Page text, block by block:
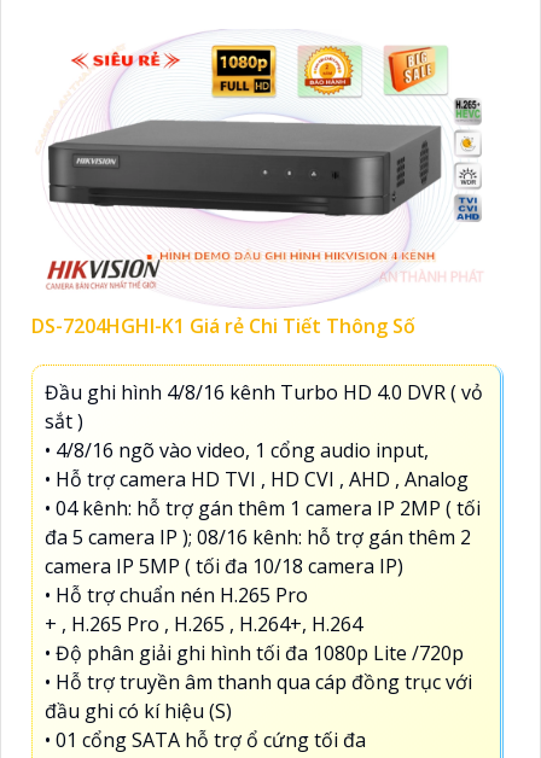
DS-7204HGHI-K1 Giá rẻ Chi Tiết Thông Số
Đầu ghi hình 4/8/16 kênh Turbo HD 4.0 DVR ( vỏ
sắt )
• 4/8/16 ngõ vào video, 1 cổng audio input,
• Hỗ trợ camera HD TVI , HD CVI , AHD , Analog
• 04 kênh: hỗ trợ gán thêm 1 camera IP 2MP ( tối
đa 5 camera IP ); 08/16 kênh: hỗ trợ gán thêm 2
camera IP 5MP ( tối đa 10/18 camera IP)
• Hỗ trợ chuẩn nén H.265 Pro
+ , H.265 Pro , H.265 , H.264+, H.264
• Độ phân giải ghi hình tối đa 1080p Lite /720p
• Hỗ trợ truyền âm thanh qua cáp đồng trục với
đầu ghi có kí hiệu (S)
• 01 cổng SATA hỗ trợ ổ cứng tối đa